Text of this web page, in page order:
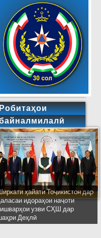
ҳайати Тоҷикистон дар
идораҳои наҷоти
узви СҲШ дар
Деҳлӣ